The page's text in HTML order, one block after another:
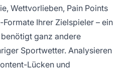
Wettvorlieben, Pain Points
Ihrer Zielspieler – ein
ganz andere
Sportwetter. Analysieren
Lücken und